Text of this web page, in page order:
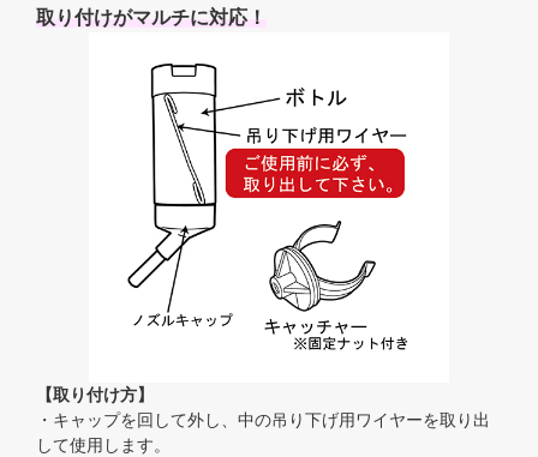
取り付けがマルチに対応！
【取り付け方】
・キャップを回して外し、中の吊り下げ用ワイヤーを取り出
して使用します。